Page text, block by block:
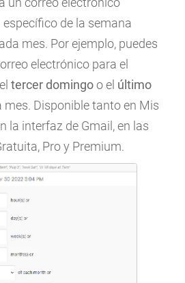
de la semana
mes. Por ejemplo, puedes
electrónico para el
tercer domingoo el último
mes. Disponible tanto en Mis
la interfaz de Gmail, en las
Pro y Premium.